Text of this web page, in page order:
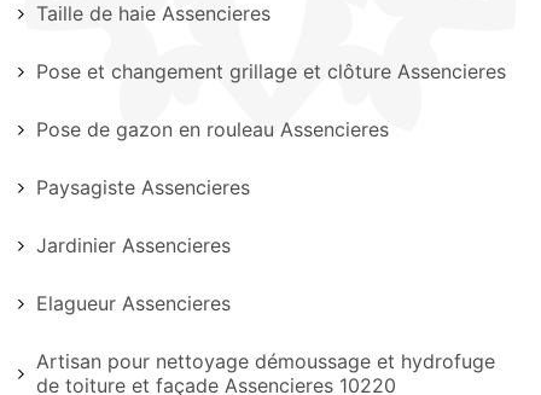
Taille de haie Assencieres
Pose et changement grillage et clôture Assencieres
Pose de gazon en rouleau Assencieres
Paysagiste Assencieres
Jardinier Assencieres
Elagueur Assencieres
Artisan pour nettoyage démoussage et hydrofuge
de toiture et façade Assencieres 10220